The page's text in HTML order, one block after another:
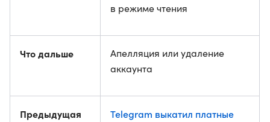
в режиме чтения
Что дальше
Апелляция или удаление
аккаунта
Предыдущая
Telegram выкатил платные